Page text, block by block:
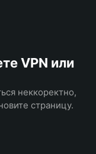
VPN или
неккоректно,
страницу.